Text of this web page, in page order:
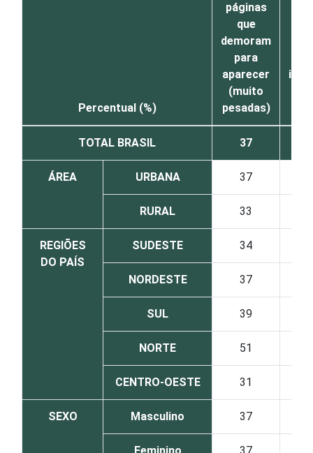
Percentual (%)
páginas
que
demoram
para
aparecer
(muito
pesadas)
TOTAL BRASIL 37
ÁREA URBANA 37
RURAL 33
REGIÕES
DO PAÍS
SUDESTE 34
NORDESTE 37
SUL 39
NORTE 51
CENTRO-OESTE 31
SEXO Masculino 37